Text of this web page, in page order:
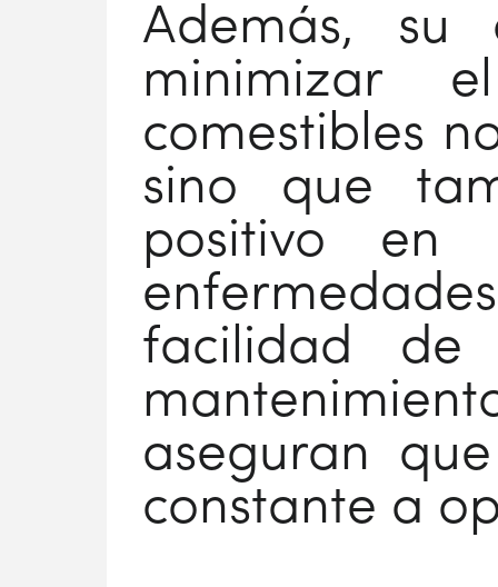
Además, su
minimizar
comestibles
sino que
positivo en
facilidad de
aseguran
constante a